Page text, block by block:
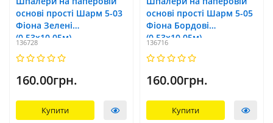
основі прості Шарм 5-03
Фіона Зелені
(0,53х10,05м)
136728
160.00грн.
Купити
основі прості Шарм 5-05
Фіона Бордові
(0,53х10,05м)
136716
160.00грн.
Купити